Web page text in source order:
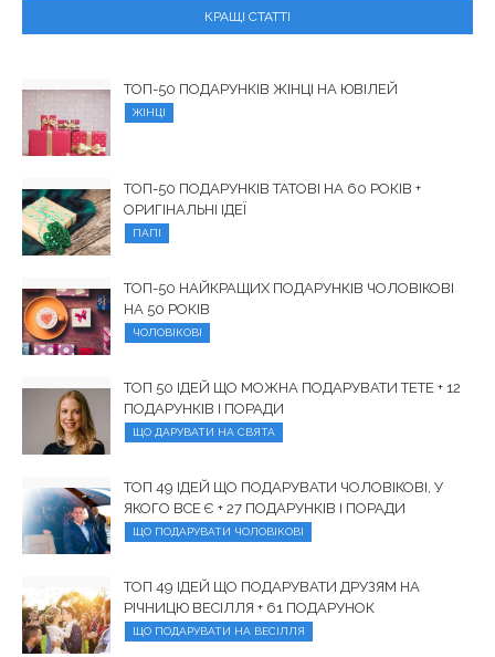
КРАЩІ СТАТТІ
ТОП-50 ПОДАРУНКІВ ЖІНЦІ НА ЮВІЛЕЙ
ЖІНЦІ
ТОП-50 ПОДАРУНКІВ ТАТОВІ НА 60 РОКІВ +
ОРИГІНАЛЬНІ ІДЕЇ
ПАПІ
ТОП-50 НАЙКРАЩИХ ПОДАРУНКІВ ЧОЛОВІКОВІ
НА 50 РОКІВ
ЧОЛОВІКОВІ
ТОП 50 ІДЕЙ ЩО МОЖНА ПОДАРУВАТИ ТЕТЕ + 12
ПОДАРУНКІВ І ПОРАДИ
ЩО ДАРУВАТИ НА СВЯТА
ТОП 49 ІДЕЙ ЩО ПОДАРУВАТИ ЧОЛОВІКОВІ, У
ЯКОГО ВСЕ Є + 27 ПОДАРУНКІВ І ПОРАДИ
ЩО ПОДАРУВАТИ ЧОЛОВІКОВІ
ТОП 49 ІДЕЙ ЩО ПОДАРУВАТИ ДРУЗЯМ НА
РІЧНИЦЮ ВЕСІЛЛЯ + 61 ПОДАРУНОК
ЩО ПОДАРУВАТИ НА ВЕСІЛЛЯ